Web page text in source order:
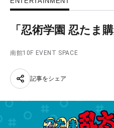
PARCOメンバーズ
「忍術学園 忍たま
南館10F EVENT SPACE
記事をシェア